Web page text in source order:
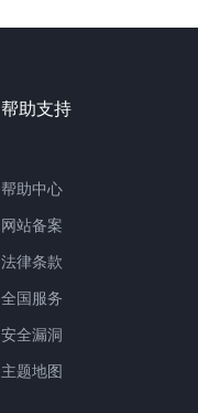
帮助支持
帮助中心
网站备案
法律条款
全国服务
安全漏洞
主题地图